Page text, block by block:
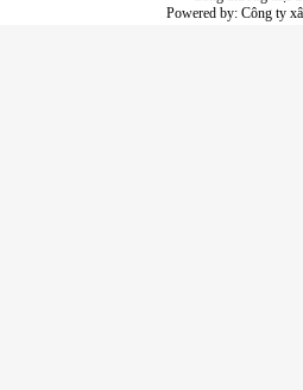
Powered by: Công ty